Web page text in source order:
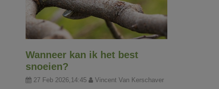
Wanneer kan ik het best
snoeien?
27 Feb 2026,14:45 Vincent Van Kerschaver